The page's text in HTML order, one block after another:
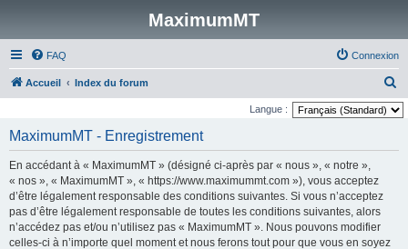
MaximumMT
FAQ Connexion
Accueil Index du forum
e
Langue :
MaximumMT - Enregistrement
En accédant à « MaximumMT » (désigné ci-après par « nous », « notre »,
« nos », « MaximumMT », « https://www.maximummt.com »), vous acceptez
d’être légalement responsable des conditions suivantes. Si vous n’acceptez
pas d’être légalement responsable de toutes les conditions suivantes, alors
n’accédez pas et/ou n’utilisez pas « MaximumMT ». Nous pouvons modifier
celles-ci à n’importe quel moment et nous ferons tout pour que vous en soyez